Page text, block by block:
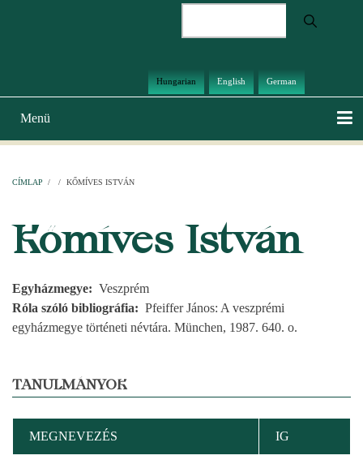
Hungarian English German
Main
navigation
Menü
CÍMLAP / / KŐMÍVES ISTVÁN
Kőmíves István
Egyházmegye
Veszprém
Róla szóló bibliográfia
Pfeiffer János: A veszprémi
egyházmegye történeti névtára. München, 1987. 640. o.
TANULMÁNYOK
MEGNEVEZÉS IG